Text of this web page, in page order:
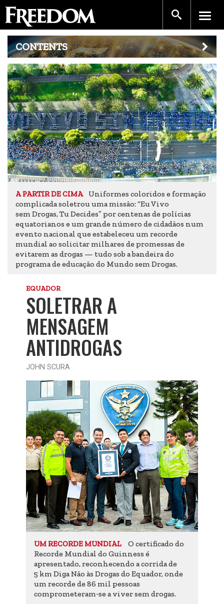
CONTENTS
A PARTIR DE CIMA
Uniformes coloridos e formação
complicada soletrou uma missão: “Eu Vivo
sem Drogas, Tu Decides” por centenas de polícias
equatorianos e um grande número de cidadãos num
evento nacional que estabeleceu um recorde
mundial ao solicitar milhares de promessas de
evitarem as drogas — tudo sob a bandeira do
programa de educação do Mundo sem Drogas.
EQUADOR
SOLETRAR A
MENSAGEM
ANTIDROGAS
JOHN SCURA
UM RECORDE MUNDIAL
O certificado do
Recorde Mundial do Guinness é
apresentado, reconhecendo a corrida de
5 km Diga Não às Drogas do Equador, onde
um recorde de 86 mil pessoas
comprometeram‑se a viver sem drogas.